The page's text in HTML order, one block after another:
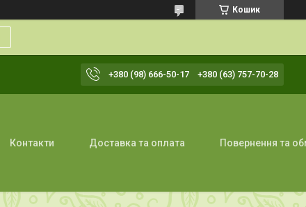
Кошик
+380 (98) 666-50-17 +380 (63) 757-70-28
Контакти Доставка та оплата Повернення та